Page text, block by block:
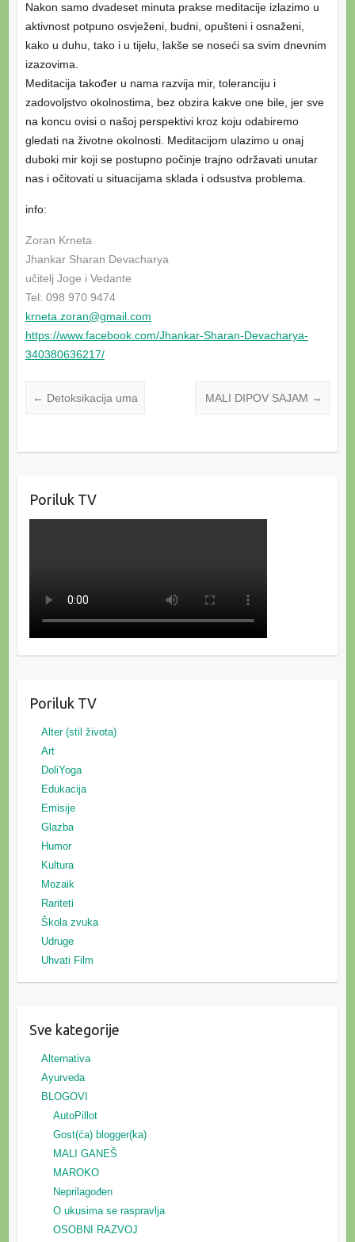
Nakon samo dvadeset minuta prakse meditacije izlazimo u
aktivnost potpuno osvježeni, budni, opušteni i osnaženi,
kako u duhu, tako i u tijelu, lakše se noseći sa svim dnevnim
izazovima.
Meditacija također u nama razvija mir, toleranciju i
zadovoljstvo okolnostima, bez obzira kakve one bile, jer sve
na koncu ovisi o našoj perspektivi kroz koju odabiremo
gledati na životne okolnosti. Meditacijom ulazimo u onaj
duboki mir koji se postupno počinje trajno održavati unutar
nas i očitovati u situacijama sklada i odsustva problema.
info:
Zoran Krneta
Jhankar Sharan Devacharya
učitelj Joge i Vedante
Tel: 098 970 9474
krneta.zoran@gmail.com
https://www.facebook.com/Jhankar-Sharan-Devacharya-
340380636217/
← Detoksikacija uma MALI DIPOV SAJAM →
Poriluk TV
Poriluk TV
Alter (stil života)
Art
DoliYoga
Edukacija
Emisije
Glazba
Humor
Kultura
Mozaik
Rariteti
Škola zvuka
Udruge
Uhvati Film
Sve kategorije
Alternativa
Ayurveda
BLOGOVI
AutoPillot
Gost(ća) blogger(ka)
MALI GANEŠ
MAROKO
Neprilagođen
O ukusima se raspravlja
OSOBNI RAZVOJ